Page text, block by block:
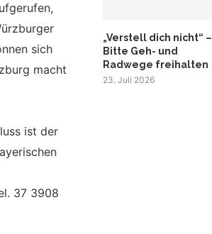
sich
macht
ist der
37 3908
„Verstell dich nicht“ –
Bitte Geh- und
Radwege freihalten
23. Juli 2026